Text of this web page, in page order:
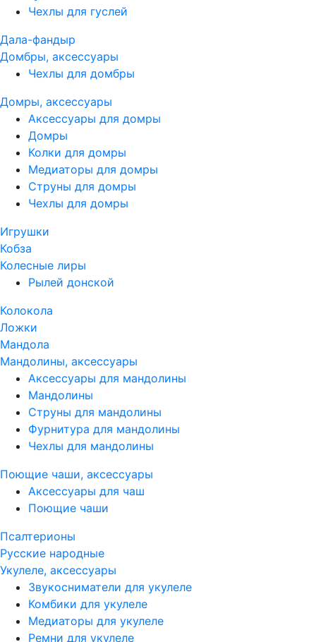
Чехлы для гуслей
Дала-фандыр
Домбры, аксессуары
Чехлы для домбры
Домры, аксессуары
Аксессуары для домры
Домры
Колки для домры
Медиаторы для домры
Струны для домры
Чехлы для домры
Игрушки
Кобза
Колесные лиры
Рылей донской
Колокола
Ложки
Мандола
Мандолины, аксессуары
Аксессуары для мандолины
Мандолины
Струны для мандолины
Фурнитура для мандолины
Чехлы для мандолины
Поющие чаши, аксессуары
Аксессуары для чаш
Поющие чаши
Псалтерионы
Русские народные
Укулеле, аксессуары
Звукосниматели для укулеле
Комбики для укулеле
Медиаторы для укулеле
Ремни для укулеле